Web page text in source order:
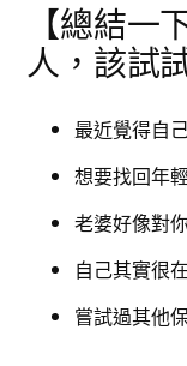
【總結一
人，該試試
最近覺得自
想要找回年
老婆好像對
自己其實很
嘗試過其他